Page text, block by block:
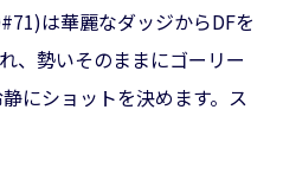
は華麗なダッジからDFを
、勢いそのままにゴーリー
にショットを決めます。ス